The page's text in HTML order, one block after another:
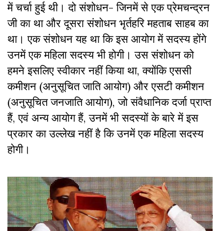
में चर्चा हुई थी। दो संशोधन- जिनमें से एक प्रेमचन्द्रन
जी का था और दूसरा संशोधन भृर्तहरि महताब साहब का
था। एक संशोधन यह था कि इस आयोग में सदस्य होंगे
उनमें एक महिला सदस्य भी होगी। उस संशोधन को
हमने इसलिए स्वीकार नहीं किया था, क्योंकि एससी
कमीशन (अनुसूचित जाति आयोग) और एसटी कमीशन
(अनुसूचित जनजाति आयोग), जो संवैधानिक दर्जा प्राप्त
हैं, एवं अन्य आयोग हैं, उनमें भी सदस्यों के बारे में इस
प्रकार का उल्लेख नहीं है कि उनमें एक महिला सदस्य
होगी।